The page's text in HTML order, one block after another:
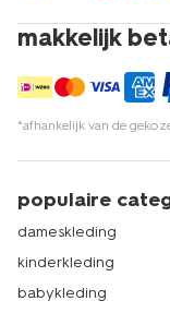
makkelijk
*afhankelijk van de
populaire
dameskleding
kinderkleding
babykleding